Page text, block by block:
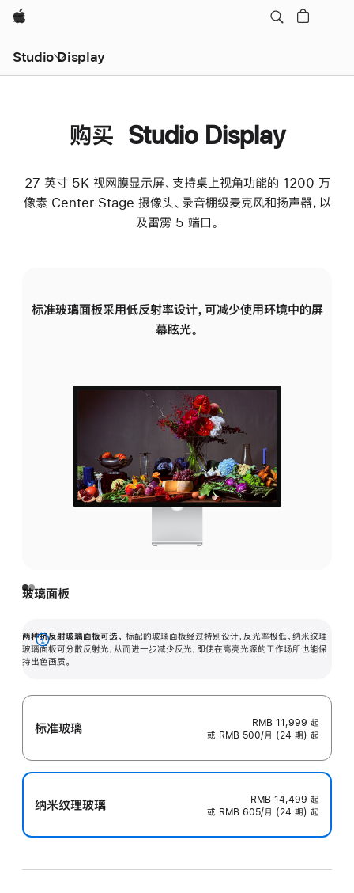
Apple
Studio Display
购买 Studio Display
27 英寸 5K 视网膜显示屏、支持桌上视角功能的 1200 万
像素 Center Stage 摄像头、录音棚级麦克风和扬声器，以
及雷雳 5 端口。
标准玻璃面板采用低反射率设计，可减少使用环境中的屏
幕眩光。
玻璃面板
两种抗反射玻璃面板可选。 标配的玻璃面板经过特别设计，反光率极低。纳米纹理
玻璃面板可分散反射光，从而进一步减少反光，即使在高亮光源的工作场所也能保
持出色画质。
展
开
标准玻璃 RMB 11,999 起
或 RMB 500/月 (24 期) 起
纳米纹理玻璃 RMB 14,499 起
或 RMB 605/月 (24 期) 起